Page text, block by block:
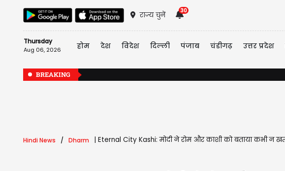
राज्य चुनें
30
Thursday
Aug 06, 2026 होम देश विदेश दिल्ली पंजाब चंडीगढ़ उत्तर प्रदेश
BREAKING
Hindi News Dharm Eternal City Kashi: मोदी ने रोम और काशी को बताया कभी न